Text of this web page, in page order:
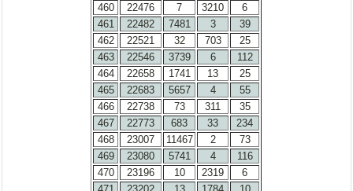
460
22476 7 3210
6
461
22482 7481 3
39
462
22521 32 703
25
463
22546 3739 6
112
464
22658 1741 13
25
465
22683 5657 4
55
466
22738 73 311
35
467
22773 683 33
234
468
23007 11467 2
73
469
23080 5741 4
116
470
23196 10 2319
6